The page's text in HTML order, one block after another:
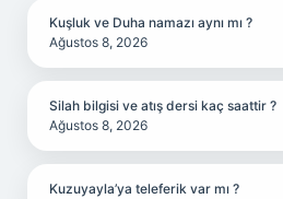
Kuşluk ve Duha namazı aynı mı ?
Ağustos 8, 2026
Silah bilgisi ve atış dersi kaç saattir ?
Ağustos 8, 2026
Kuzuyayla’ya teleferik var mı ?